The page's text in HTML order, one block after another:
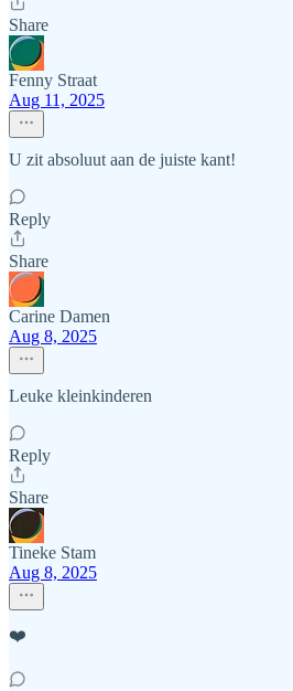
Share
Fenny Straat
Aug 11, 2025
U zit absoluut aan de juiste kant!
Reply
Share
Carine Damen
Aug 8, 2025
Leuke kleinkinderen
Reply
Share
Tineke Stam
Aug 8, 2025
❤️